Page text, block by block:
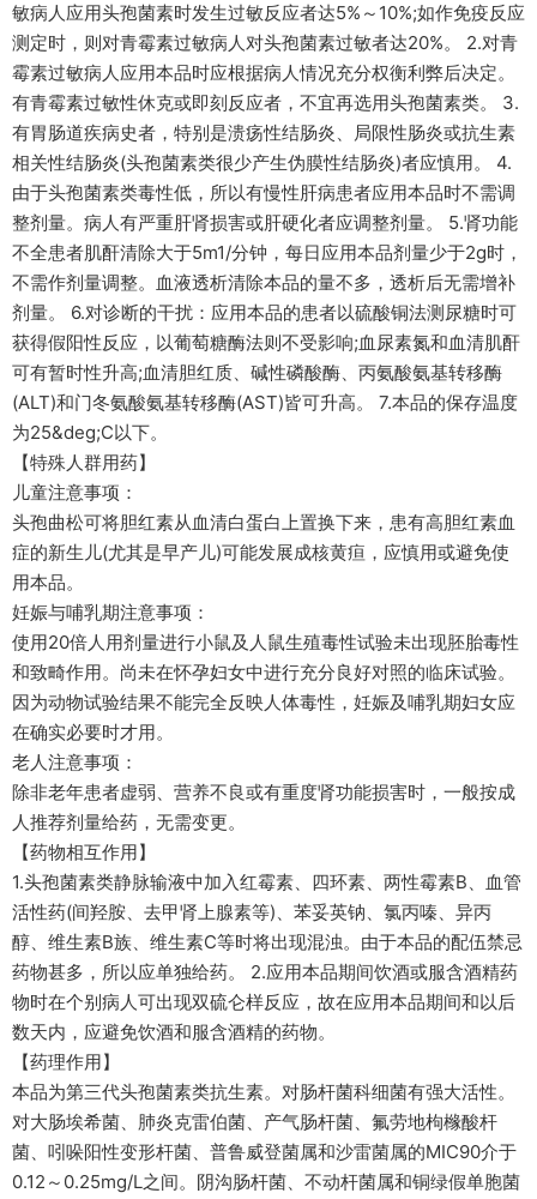
敏病人应用头孢菌素时发生过敏反应者达5%～10%;如作免疫反应
测定时，则对青霉素过敏病人对头孢菌素过敏者达20%。 2.对青
霉素过敏病人应用本品时应根据病人情况充分权衡利弊后决定。
有青霉素过敏性休克或即刻反应者，不宜再选用头孢菌素类。 3.
有胃肠道疾病史者，特别是溃疡性结肠炎、局限性肠炎或抗生素
相关性结肠炎(头孢菌素类很少产生伪膜性结肠炎)者应慎用。 4.
由于头孢菌素类毒性低，所以有慢性肝病患者应用本品时不需调
整剂量。病人有严重肝肾损害或肝硬化者应调整剂量。 5.肾功能
不全患者肌酐清除大于5m1/分钟，每日应用本品剂量少于2g时，
不需作剂量调整。血液透析清除本品的量不多，透析后无需增补
剂量。 6.对诊断的干扰：应用本品的患者以硫酸铜法测尿糖时可
获得假阳性反应，以葡萄糖酶法则不受影响;血尿素氮和血清肌酐
可有暂时性升高;血清胆红质、碱性磷酸酶、丙氨酸氨基转移酶
(ALT)和门冬氨酸氨基转移酶(AST)皆可升高。 7.本品的保存温度
为25&deg;C以下。
【特殊人群用药】
儿童注意事项：
头孢曲松可将胆红素从血清白蛋白上置换下来，患有高胆红素血
症的新生儿(尤其是早产儿)可能发展成核黄疸，应慎用或避免使
用本品。
妊娠与哺乳期注意事项：
使用20倍人用剂量进行小鼠及人鼠生殖毒性试验未出现胚胎毒性
和致畸作用。尚未在怀孕妇女中进行充分良好对照的临床试验。
因为动物试验结果不能完全反映人体毒性，妊娠及哺乳期妇女应
在确实必要时才用。
老人注意事项：
除非老年患者虚弱、营养不良或有重度肾功能损害时，一般按成
人推荐剂量给药，无需变更。
【药物相互作用】
1.头孢菌素类静脉输液中加入红霉素、四环素、两性霉素B、血管
活性药(间羟胺、去甲肾上腺素等)、苯妥英钠、氯丙嗪、异丙
醇、维生素B族、维生素C等时将出现混浊。由于本品的配伍禁忌
药物甚多，所以应单独给药。 2.应用本品期间饮酒或服含酒精药
物时在个别病人可出现双硫仑样反应，故在应用本品期间和以后
数天内，应避免饮酒和服含酒精的药物。
【药理作用】
本品为第三代头孢菌素类抗生素。对肠杆菌科细菌有强大活性。
对大肠埃希菌、肺炎克雷伯菌、产气肠杆菌、氟劳地枸橼酸杆
菌、吲哚阳性变形杆菌、普鲁威登菌属和沙雷菌属的MIC90介于
0.12～0.25mg/L之间。阴沟肠杆菌、不动杆菌属和铜绿假单胞菌